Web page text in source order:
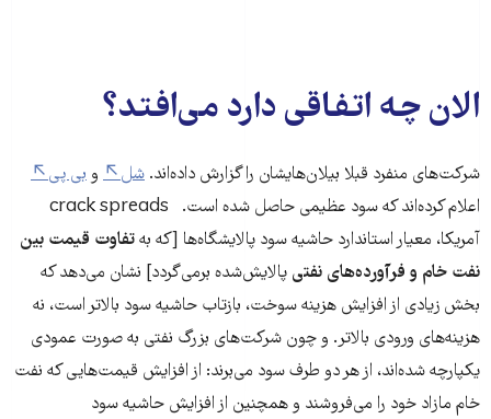
الان چه اتفاقی دارد می‌افتد؟
شرکت‌های منفرد قبلا بیلان‌هایشان را گزارش داده‌اند. شل و بی پی
اعلام کرده‌اند که سود عظیمی حاصل شده است. crack spreads
آمریکا، معیار استاندارد حاشیه سود پالایشگاه‌ها [که بهتفاوت قیمت بین
نفت خام و فرآورده‌های نفتی پالایش‌شده برمی‌گردد] نشان می‌دهد که
بخش زیادی از افزایش هزینه سوخت، بازتاب حاشیه سود بالاتر است، نه
هزینه‌های ورودی بالاتر. و چون شرکت‌های بزرگ نفتی به صورت عمودی
یکپارچه شده‌اند، از هر دو طرف سود می‌برند: از افزایش قیمت‌هایی که نفت
خام مازاد خود را می‌فروشند و همچنین از افزایش حاشیه سود